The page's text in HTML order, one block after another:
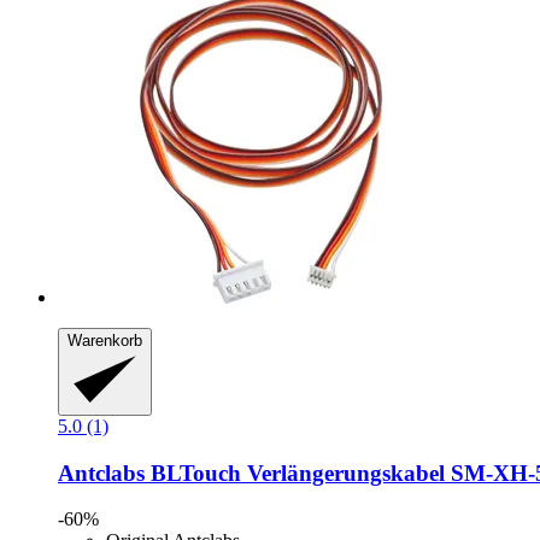
Warenkorb
5.0 (1)
Antclabs BLTouch Verlängerungskabel SM-​XH-​
-60%